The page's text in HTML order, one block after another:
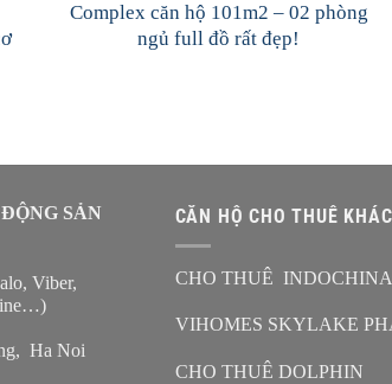
Complex căn hộ 101m2 – 02 phòng
ngủ full đồ rất đẹp!
SẢN
Viber,
Ha Noi
CĂN HỘ CHO THUÊ KHÁC
CHO THUÊ
VIHOMES SKYLAKE
CHO THUÊ DOLPHIN